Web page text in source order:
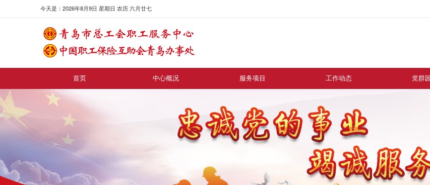
今天是：2026年8月9日 星期日 农历 六月廿七
首页 中心概况 服务项目 工作动态 党群